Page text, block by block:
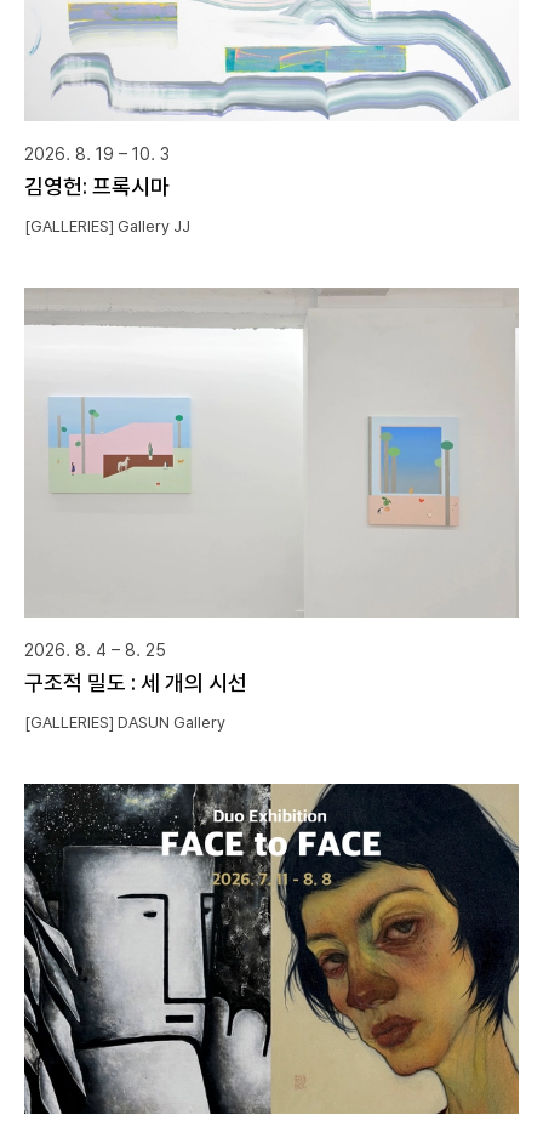
2026. 8. 19 – 10. 3
김영헌: 프록시마
[GALLERIES] Gallery JJ
2026. 8. 4 – 8. 25
구조적 밀도 : 세 개의 시선
[GALLERIES] DASUN Gallery